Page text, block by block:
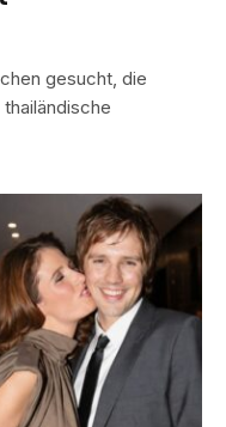
gesucht, die